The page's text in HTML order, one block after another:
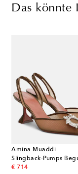
Das könnte
Amina Muaddi
€ 714
original price